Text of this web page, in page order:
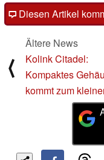
Diesen Artikel
⟨
Ältere News
Kolink Citadel:
Kompaktes
kommt zum